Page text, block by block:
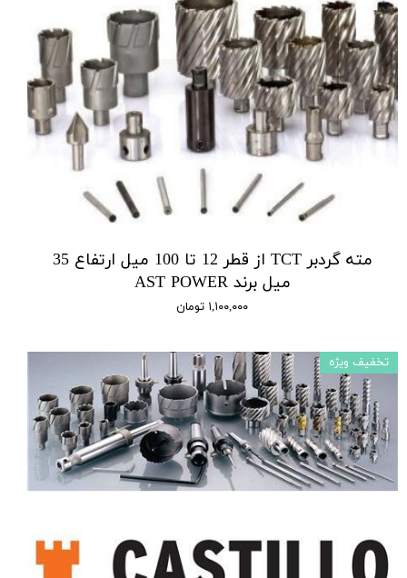
مته گردبر TCT از قطر 12 تا 100 میل ارتفاع 35
میل برند AST POWER
۱,۱۰۰,۰۰۰ تومان
تخفیف ویژه